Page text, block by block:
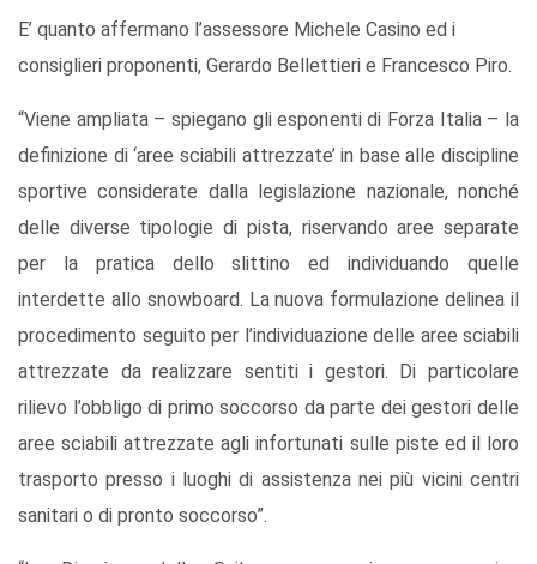
E’ quanto affermano l’assessore Michele Casino ed i
consiglieri proponenti, Gerardo Bellettieri e Francesco Piro.
“Viene ampliata – spiegano gli esponenti di Forza Italia – la
definizione di ‘aree sciabili attrezzate’ in base alle discipline
sportive considerate dalla legislazione nazionale, nonché
delle diverse tipologie di pista, riservando aree separate
per la pratica dello slittino ed individuando quelle
interdette allo snowboard. La nuova formulazione delinea il
procedimento seguito per l’individuazione delle aree sciabili
attrezzate da realizzare sentiti i gestori. Di particolare
rilievo l’obbligo di primo soccorso da parte dei gestori delle
aree sciabili attrezzate agli infortunati sulle piste ed il loro
trasporto presso i luoghi di assistenza nei più vicini centri
sanitari o di pronto soccorso”.